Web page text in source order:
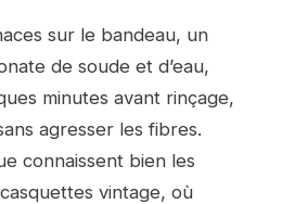
sur le bandeau, un
de soude et d’eau,
minutes avant rinçage,
agresser les fibres.
connaissent bien les
vintage, où